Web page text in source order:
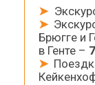
➤
➤
Брюгге и
в Генте –
➤